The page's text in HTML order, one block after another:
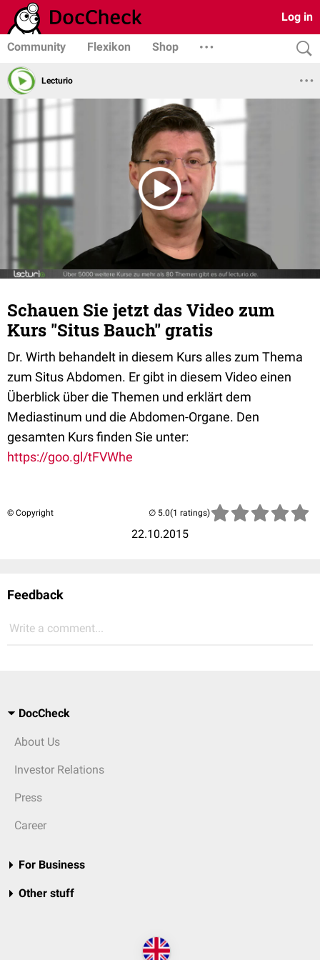
Log in
Community Flexikon Shop
Lecturio
Schauen Sie jetzt das Video zum
Kurs "Situs Bauch" gratis
Dr. Wirth behandelt in diesem Kurs alles zum Thema
zum Situs Abdomen. Er gibt in diesem Video einen
Überblick über die Themen und erklärt dem
Mediastinum und die Abdomen-Organe. Den
gesamten Kurs finden Sie unter:
https://goo.gl/tFVWhe
© Copyright
22.10.2015
(1 ratings)
Feedback
Write a comment...
DocCheck
About Us
Investor Relations
Press
Career
For Business
Other stuff